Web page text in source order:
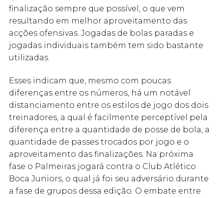
finalização sempre que possível, o que vem
resultando em melhor aproveitamento das
acções ofensivas. Jogadas de bolas paradas e
jogadas individuais também tem sido bastante
utilizadas.
Esses indicam que, mesmo com poucas
diferenças entre os números, há um notável
distanciamento entre os estilos de jogo dos dois
treinadores, a qual é facilmente perceptível pela
diferença entre a quantidade de posse de bola, a
quantidade de passes trocados por jogo e o
aproveitamento das finalizações. Na próxima
fase o Palmeiras jogará contra o Club Atlético
Boca Juniors, o qual já foi seu adversário durante
a fase de grupos dessa edição. O embate entre